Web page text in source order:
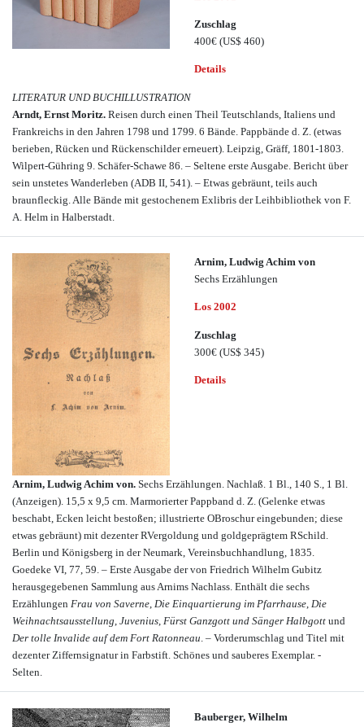
Zuschlag
400€ (US$ 460)
Details
LITERATUR UND BUCHILLUSTRATION
Arndt, Ernst Moritz. Reisen durch einen Theil Teutschlands, Italiens und
Frankreichs in den Jahren 1798 und 1799. 6 Bände. Pappbände d. Z. (etwas
berieben, Rücken und Rückenschilder erneuert). Leipzig, Gräff, 1801-1803.
Wilpert-Gühring 9. Schäfer-Schawe 86. – Seltene erste Ausgabe. Bericht über
sein unstetes Wanderleben (ADB II, 541). – Etwas gebräunt, teils auch
braunfleckig. Alle Bände mit gestochenem Exlibris der Leihbibliothek von F.
A. Helm in Halberstadt.
Arnim, Ludwig Achim von
Sechs Erzählungen
Los 2002
Zuschlag
300€ (US$ 345)
Details
Arnim, Ludwig Achim von. Sechs Erzählungen. Nachlaß. 1 Bl., 140 S., 1 Bl.
(Anzeigen). 15,5 x 9,5 cm. Marmorierter Pappband d. Z. (Gelenke etwas
beschabt, Ecken leicht bestoßen; illustrierte OBroschur eingebunden; diese
etwas gebräunt) mit dezenter RVergoldung und goldgeprägtem RSchild.
Berlin und Königsberg in der Neumark, Vereinsbuchhandlung, 1835.
Goedeke VI, 77, 59. – Erste Ausgabe der von Friedrich Wilhelm Gubitz
herausgegebenen Sammlung aus Arnims Nachlass. Enthält die sechs
Erzählungen Frau von Saverne Die Einquartierung im Pfarrhause Die
Weihnachtsausstellung Juvenius Fürst Ganzgott und Sänger Halbgott und
Der tolle Invalide auf dem Fort Ratonneau . – Vorderumschlag und Titel mit
dezenter Ziffernsignatur in Farbstift. Schönes und sauberes Exemplar. -
Selten.
Bauberger, Wilhelm